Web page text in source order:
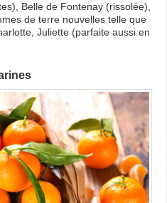
Belle de Fontenay (rissolée),
de terre nouvelles telle que
Juliette (parfaite aussi en